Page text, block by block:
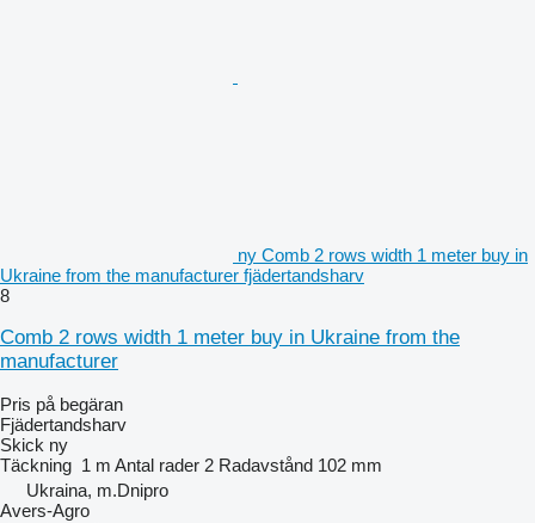
ny Comb 2 rows width 1 meter buy in
Ukraine from the manufacturer fjädertandsharv
8
Comb 2 rows width 1 meter buy in Ukraine from the
manufacturer
Pris på begäran
Fjädertandsharv
Skick ny
Täckning 1 m Antal rader 2 Radavstånd 102 mm
Ukraina, m.Dnipro
Avers-Agro